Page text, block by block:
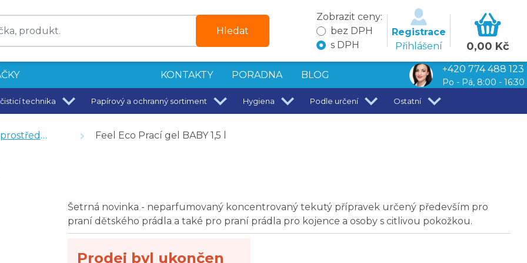
Hledat
Zobrazit ceny:
bez DPH
s DPH
Registrace
Přihlášení
0,00 Kč
KONTAKTY PORADNA BLOG
+420 774 488 123
Po - Pá, 8:00 - 16:30
technika Papírový a ochranný sortiment Hygiena Podle určení Ostatní
Feel Eco Prací gel BABY 1,5 l
Šetrná novinka - neparfumovaný koncentrovaný tekutý přípravek určený především pro
praní dětského prádla a také pro praní prádla pro kojence a osoby s citlivou pokožkou.
Prodej byl ukončen